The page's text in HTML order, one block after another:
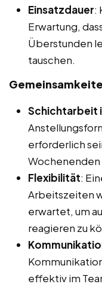
Einsatzdauer:
Erwartung,
Überstunden
tauschen.
Schichtarbeit
erforderlich
Wochenenden
Flexibilität:
Arbeitszeiten
erwartet, um
reagieren zu
effektiv im